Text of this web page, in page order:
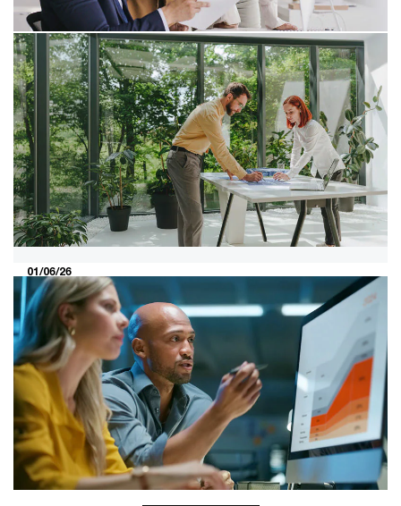
11/06/26
Consumer Markets M&A Deals
nieuwsbrief mei 2026
Bekijk hier een actueel overzicht van belangrijke
ontwikkelingen, fusies en overnames in de retail-,
consumenten- en recreatie-industrie in Europa.
01/06/26
Nederlandse verzekeraars lopen
voorop in de onderbouwing van LAC
DT
LAC DT verschilt aanzienlijk binnen Europa. Een nieuwe
PwC-benchmark laat zien waarom Nederlandse
verzekeraars relatief hoge niveaus van onderbouwing
realiseren.